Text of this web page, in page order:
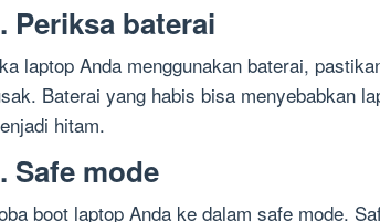
Periksa baterai
laptop Anda menggunakan baterai,
Baterai yang habis bisa menyebabkan
hitam.
Safe mode
boot laptop Anda ke dalam safe mode.